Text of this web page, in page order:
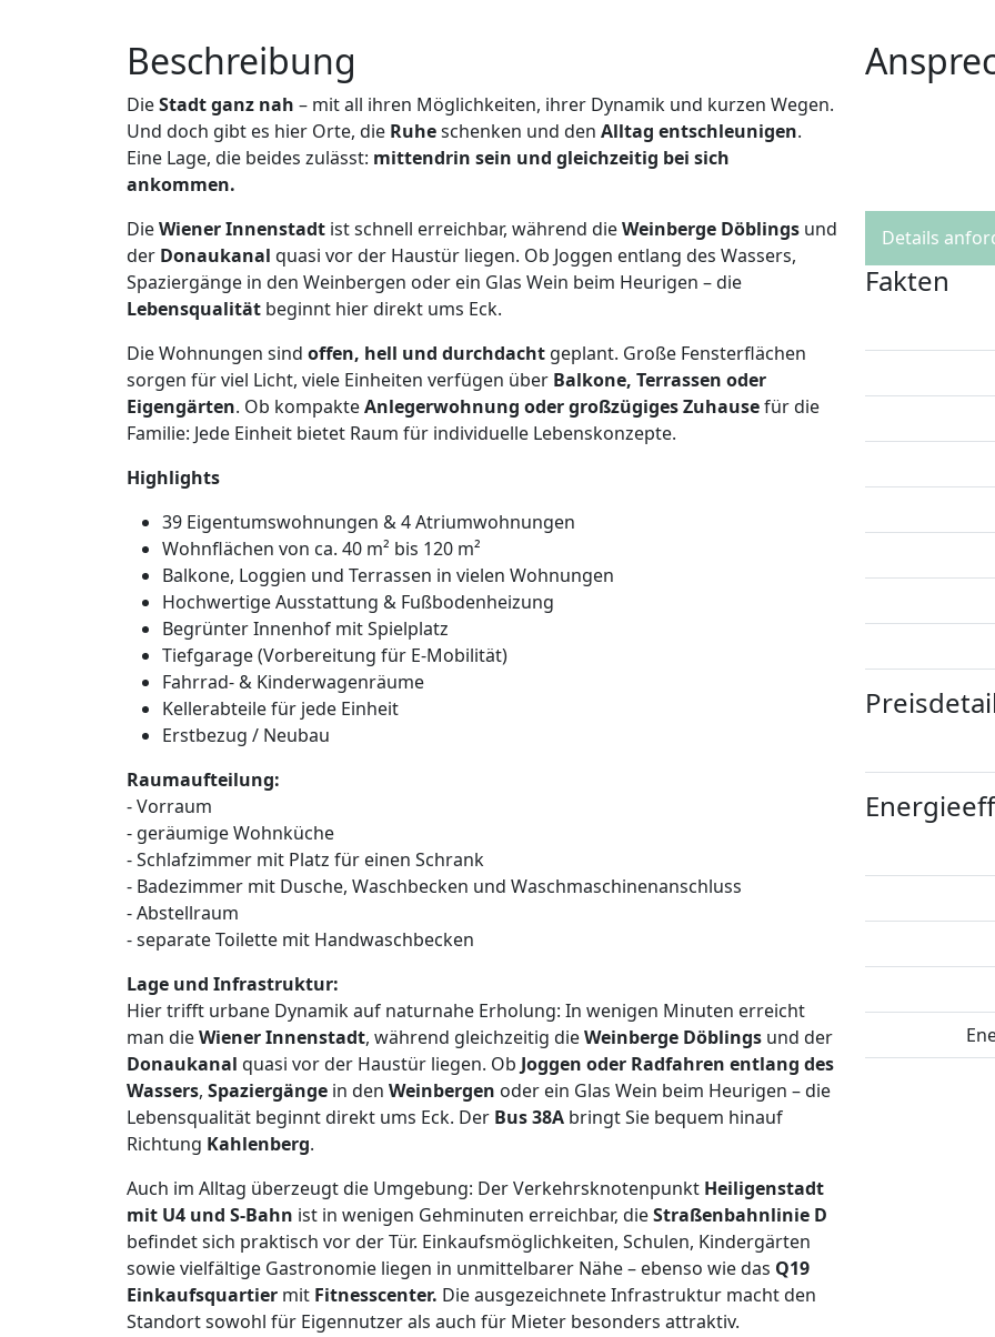
Beschreibung
DieStadt ganz nah – mit all ihren Möglichkeiten, ihrer Dynamik und kurzen Wegen.
Und doch gibt es hier Orte, die Ruheschenken und den Alltag entschleunigen.
Eine Lage, die beides zulässt: mittendrin sein und gleichzeitig bei sich
ankommen.
DieWiener Innenstadt ist schnell erreichbar, während dieWeinberge Döblings und
der Donaukanal quasi vor der Haustür liegen. Ob Joggen entlang des Wassers,
Spaziergänge in den Weinbergen oder ein Glas Wein beim Heurigen – die
Lebensqualität beginnt hier direkt ums Eck.
Die Wohnungen sind offen, hell und durchdacht geplant. Große Fensterflächen
sorgen für viel Licht, viele Einheiten verfügen über Balkone, Terrassen oder
Eigengärten. Ob kompakteAnlegerwohnung oder großzügiges Zuhausefür die
Familie: Jede Einheit bietet Raum für individuelle Lebenskonzepte.
Highlights
39 Eigentumswohnungen & 4 Atriumwohnungen
Wohnflächen von ca. 40 m² bis 120 m²
Balkone, Loggien und Terrassen in vielen Wohnungen
Hochwertige Ausstattung & Fußbodenheizung
Begrünter Innenhof mit Spielplatz
Tiefgarage (Vorbereitung für E-Mobilität)
Fahrrad- & Kinderwagenräume
Kellerabteile für jede Einheit
Erstbezug / Neubau
Raumaufteilung:
- Vorraum
- geräumige Wohnküche
- Schlafzimmer mit Platz für einen Schrank
- Badezimmer mit Dusche, Waschbecken und Waschmaschinenanschluss
- Abstellraum
- separate Toilette mit Handwaschbecken
Lage und Infrastruktur:
Hier trifft urbane Dynamik auf naturnahe Erholung: In wenigen Minuten erreicht
man dieWiener Innenstadt, während gleichzeitig dieWeinberge Döblings und der
Donaukanal quasi vor der Haustür liegen. Ob Joggen oder Radfahren entlang des
Wassers, Spaziergänge in den Weinbergen oder ein Glas Wein beim Heurigen – die
Lebensqualität beginnt direkt ums Eck. Der Bus 38A bringt Sie bequem hinauf
Richtung Kahlenberg.
Auch im Alltag überzeugt die Umgebung: Der Verkehrsknotenpunkt Heiligenstadt
mit U4 und S-Bahn ist in wenigen Gehminuten erreichbar, dieStraßenbahnlinie D
befindet sich praktisch vor der Tür. Einkaufsmöglichkeiten, Schulen, Kindergärten
sowie vielfältige Gastronomie liegen in unmittelbarer Nähe – ebenso wie das Q19
Einkaufsquartier mit Fitnesscenter. Die ausgezeichnete Infrastruktur macht den
Standort sowohl für Eigennutzer als auch für Mieter besonders attraktiv.
Details
Fakten